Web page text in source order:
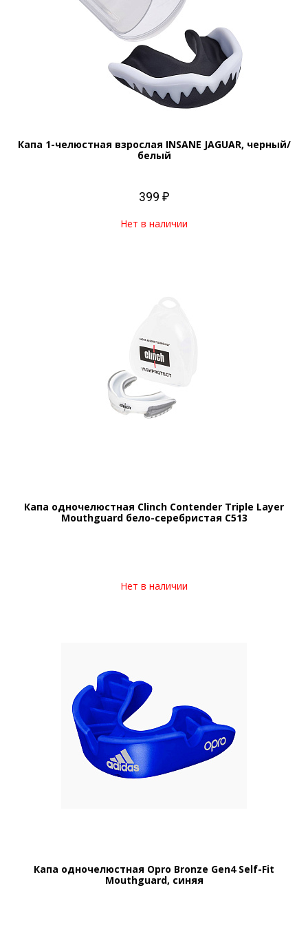
Капа 1-челюстная взрослая INSANE JAGUAR, черный/
белый
399 ₽
Нет в наличии
Капа одночелюстная Clinch Contender Triple Layer
Mouthguard бело-серебристая C513
Нет в наличии
Капа одночелюстная Opro Bronze Gen4 Self-Fit
Mouthguard, синяя